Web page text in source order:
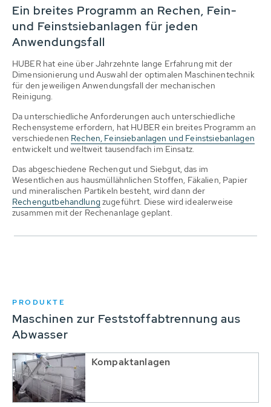
Ein breites Programm an Rechen, Fein-
und Feinstsiebanlagen für jeden
Anwendungsfall
HUBER hat eine über Jahrzehnte lange Erfahrung mit der
Dimensionierung und Auswahl der optimalen Maschinentechnik
für den jeweiligen Anwendungsfall der mechanischen
Reinigung.
Da unterschiedliche Anforderungen auch unterschiedliche
Rechensysteme erfordern, hat HUBER ein breites Programm an
verschiedenen Rechen, Feinsiebanlagen und Feinstsiebanlagen
entwickelt und weltweit tausendfach im Einsatz.
Das abgeschiedene Rechengut und Siebgut, das im
Wesentlichen aus hausmüllähnlichen Stoffen, Fäkalien, Papier
und mineralischen Partikeln besteht, wird dann der
Rechengutbehandlung zugeführt. Diese wird idealerweise
zusammen mit der Rechenanlage geplant.
PRODUKTE
Maschinen zur Feststoffabtrennung aus
Abwasser
Kompaktanlagen